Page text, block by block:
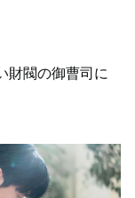
財閥の御曹司に